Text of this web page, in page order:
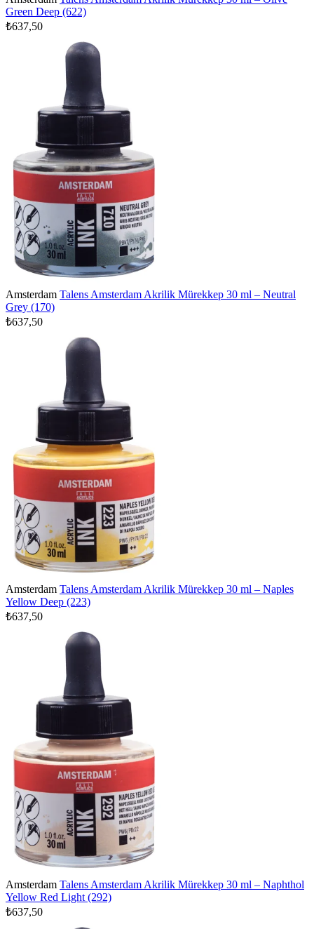
Green Deep (622)
₺637,50
Amsterdam Talens Amsterdam Akrilik Mürekkep 30 ml – Neutral
Grey (170)
₺637,50
Amsterdam Talens Amsterdam Akrilik Mürekkep 30 ml – Naples
Yellow Deep (223)
₺637,50
Amsterdam Talens Amsterdam Akrilik Mürekkep 30 ml – Naphthol
Yellow Red Light (292)
₺637,50